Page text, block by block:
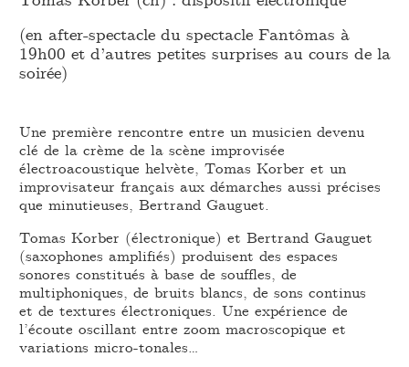
(en after-spectacle du spectacle Fantômas à
19h00 et d’autres petites surprises au cours de la
soirée)
Une première rencontre entre un musicien devenu
clé de la crème de la scène improvisée
électroacoustique helvète, Tomas Korber et un
improvisateur français aux démarches aussi précises
que minutieuses, Bertrand Gauguet.
Tomas Korber (électronique) et Bertrand Gauguet
(saxophones amplifiés) produisent des espaces
sonores constitués à base de souffles, de
multiphoniques, de bruits blancs, de sons continus
et de textures électroniques. Une expérience de
l’écoute oscillant entre zoom macroscopique et
variations micro-tonales…